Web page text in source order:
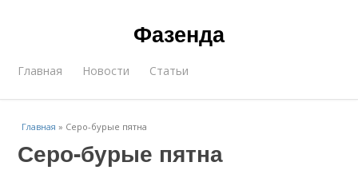
Фазенда
Главная Новости Статьи
Главная » Серо-бурые пятна
Серо-бурые пятна